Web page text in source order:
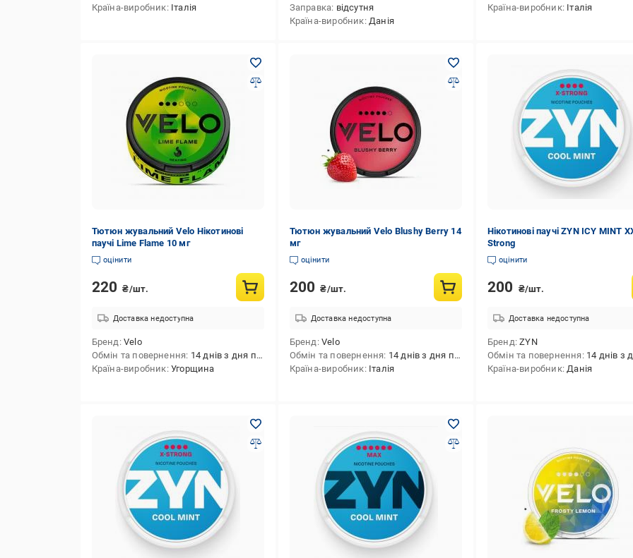
Країна-виробник Італія
Заправка відсутня
Країна-виробник Данія
Країна-виробник Італія
Тютюн жувальний Velo Нікотинові
паучі Lime Flame 10 мг
оцінити
220 ₴/шт.
Доставка недоступна
Бренд Velo
Обмін та повернення 14 днів з дня покупки
Країна-виробник Угорщина
Тютюн жувальний Velo Blushy Berry 14
мг
оцінити
200 ₴/шт.
Доставка недоступна
Бренд Velo
Обмін та повернення 14 днів з дня покупки
Країна-виробник Італія
Нікотинові паучі ZYN ICY MINT
Strong
оцінити
200 ₴/шт.
Доставка недоступна
Бренд ZYN
Обмін та повернення 14 днів з дня
Країна-виробник Данія